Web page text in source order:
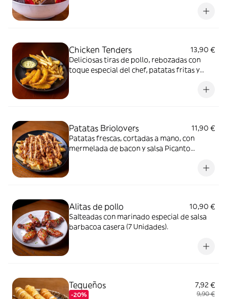
Chicken Tenders
13,90 €
Deliciosas tiras de pollo, rebozadas con
toque especial del chef, patatas fritas y
Patatas Briolovers
11,90 €
Patatas frescas, cortadas a mano, con
mermelada de bacon y salsa Picanto
Alitas de pollo
10,90 €
Salteadas con marinado especial de salsa
barbacoa casera (7 Unidades).
Tequeños
-20%
7,92 €
9,90 €